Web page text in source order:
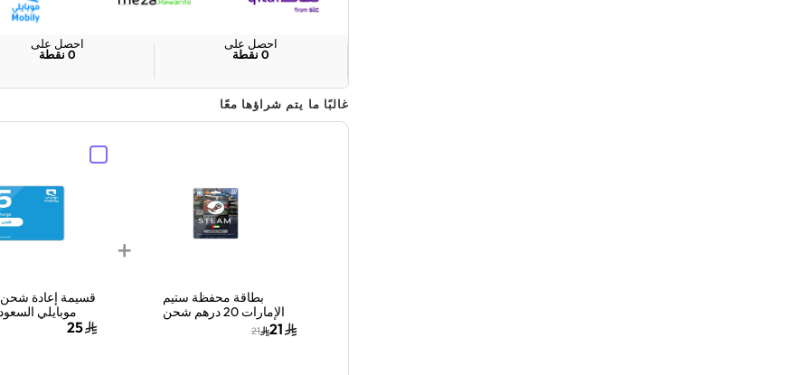
احصل على
0 نقطة
احصل على
0 نقطة
غالبًا ما يتم شراؤها معًا
بطاقة محفظة ستيم
الإمارات 20 درهم شحن
عبر البريد الإلكتروني كود
21
21
+
قسيمة إعادة شحن
25